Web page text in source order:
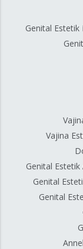
Genital Estetik
Vajina
Genital Estetik
Genital
Genital